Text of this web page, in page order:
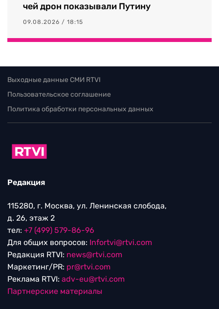
чей дрон показывали Путину
09.08.2026 / 18:15
Выходные данные СМИ RTVI
Пользовательское соглашение
Политика обработки персональных данных
Редакция
115280, г. Москва, ул. Ленинская слобода,
д. 26, этаж 2
тел: +7 (499) 579-86-96
Для общих вопросов: Infortvi@rtvi.com
Редакция RTVI: news@rtvi.com
Маркетинг/PR: pr@rtvi.com
Реклама RTVI: adv-eu@rtvi.com
Партнерские материалы